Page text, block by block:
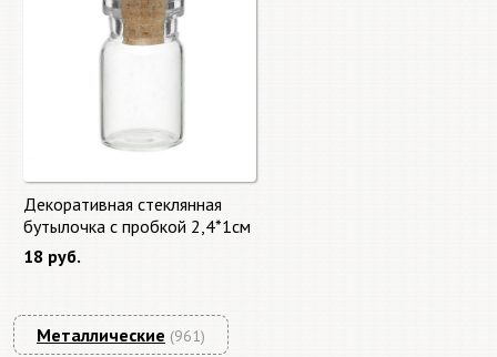
Декоративная стеклянная
бутылочка с пробкой 2,4*1см
18 руб.
Металлические (961)